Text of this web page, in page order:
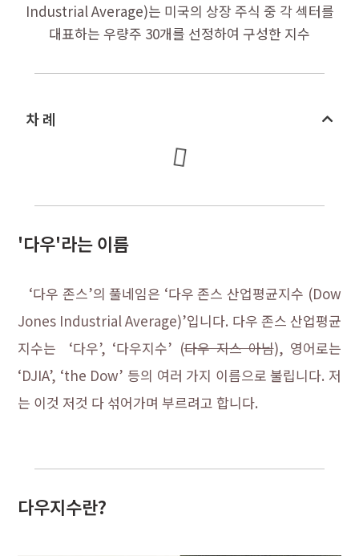
Industrial Average)는 미국의 상장 주식 중 각 섹터를
대표하는 우량주 30개를 선정하여 구성한 지수
차 례
'다우'라는 이름
‘다우 존스’의 풀네임은 ‘다우 존스 산업평균지수 (Dow
Jones Industrial Average)’입니다. 다우 존스 산업평균
지수는 ‘다우’, ‘다우지수’ (다우 지스 아님), 영어로는
‘DJIA’, ‘the Dow’ 등의 여러 가지 이름으로 불립니다. 저
는 이것 저것 다 섞어가며 부르려고 합니다.
다우지수란?